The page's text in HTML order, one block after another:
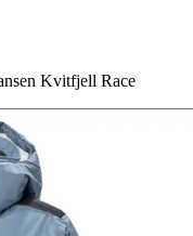
Kvitfjell Race